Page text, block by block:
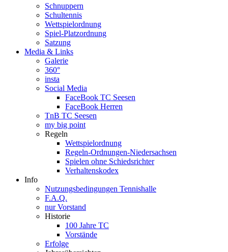
Schnuppern
Schultennis
Wettspielordnung
Spiel-Platzordnung
Satzung
Media & Links
Galerie
360°
insta
Social Media
FaceBook TC Seesen
FaceBook Herren
TnB TC Seesen
my big point
Regeln
Wettspielordnung
Regeln-Ordnungen-Niedersachsen
Spielen ohne Schiedsrichter
Verhaltenskodex
Info
Nutzungsbedingungen Tennishalle
F.A.Q.
nur Vorstand
Historie
100 Jahre TC
Vorstände
Erfolge